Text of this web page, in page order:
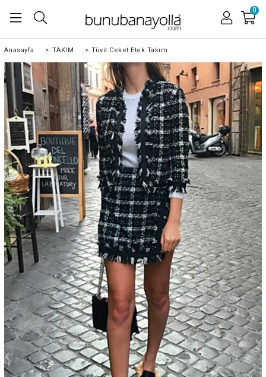
0
Anasayfa > TAKIM > Tüvit Ceket Etek Takım